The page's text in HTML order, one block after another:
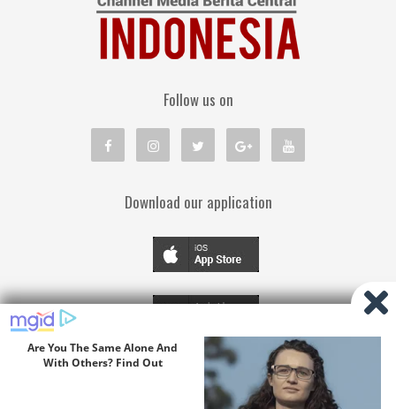
Follow us on
Download our application
PEDOMAN MEDIA SIBER
KEBIJAKAN PRIVASI